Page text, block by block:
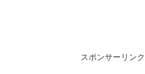
スポンサーリンク